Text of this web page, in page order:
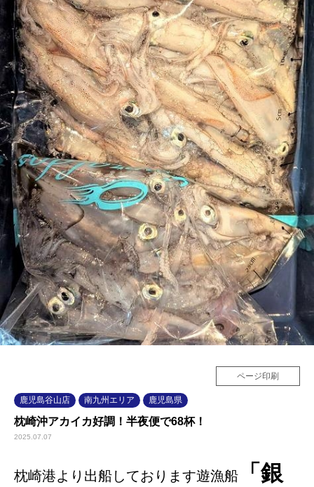
ページ印刷
鹿児島谷山店 南九州エリア 鹿児島県
枕崎沖アカイカ好調！半夜便で68杯！
2025.07.07
枕崎港より出船しております遊漁船
「銀